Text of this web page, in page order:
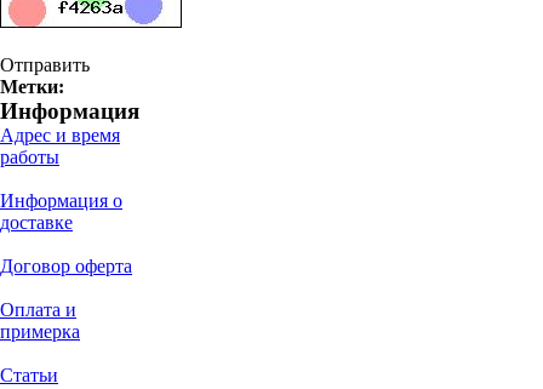
Отправить
Метки:
Информация
Адрес и время
работы
Информация о
доставке
Договор оферта
Оплата и
примерка
Статьи